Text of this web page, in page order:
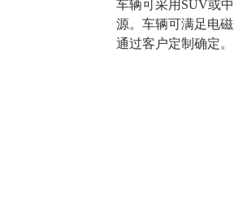
车辆可采用 SUV或
源。车辆可满足电
通过客户定制确定。